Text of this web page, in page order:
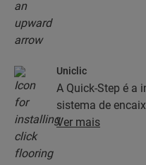
Uniclic
A Quick-Step é a
sistema de
atual que utiliza o
Ver mais